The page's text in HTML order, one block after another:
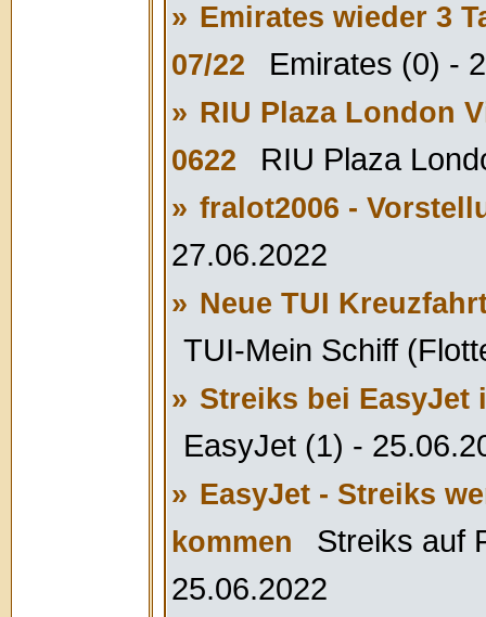
» Emirates wieder 3
07/22
Emirates (0) -
» RIU Plaza London
0622
RIU Plaza
» fralot2006 -
27.06.2022
» Neue TUI
TUI-Mein Schiff
» Streiks bei EasyJet
EasyJet (1) -
» EasyJet - Streiks
kommen
Streiks auf
25.06.2022